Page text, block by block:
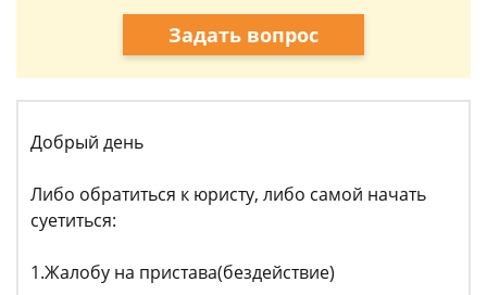
Задать вопрос
Добрый день
Либо обратиться к юристу, либо самой начать
суетиться:
1.Жалобу на пристава(бездействие)